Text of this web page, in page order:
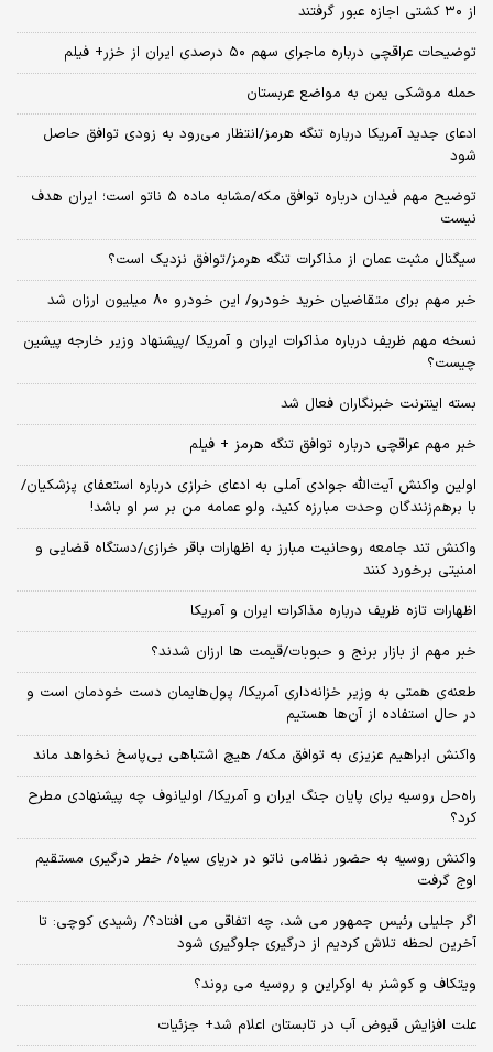
از ۳۰ کشتی اجازه عبور گرفتند
توضیحات عراقچی درباره ماجرای سهم ۵۰ درصدی ایران از خزر+ فیلم
حمله موشکی یمن به مواضع عربستان
ادعای جدید آمریکا درباره تنگه هرمز/انتظار می‌رود به زودی توافق حاصل
شود
توضیح مهم فیدان درباره توافق مکه/مشابه ماده ۵ ناتو است؛ ایران هدف
نیست
سیگنال‌ مثبت عمان از مذاکرات تنگه هرمز/توافق نزدیک است؟
خبر مهم برای متقاضیان خرید خودرو/ این خودرو ۸۰ میلیون ارزان شد
نسخه‌ مهم ظریف درباره مذاکرات ایران و آمریکا /پیشنهاد وزیر خارجه پیشین
چیست؟
بسته اینترنت خبرنگاران فعال شد
خبر مهم عراقچی درباره توافق تنگه هرمز + فیلم
اولین واکنش آیت‌الله جوادی آملی به ادعای خرازی درباره استعفای پزشکیان/
با برهم‌زنندگان وحدت مبارزه کنید، ولو عمامه من بر سر او باشد!
واکنش تند جامعه روحانیت مبارز به اظهارات باقر خرازی/دستگاه قضایی و
امنیتی برخورد کنند
اظهارات تازه ظریف درباره مذاکرات ایران و آمریکا
خبر مهم از بازار برنج و حبوبات/قیمت ها ارزان شدند؟
طعنه‌ی‌ همتی به وزیر خزانه‌داری آمریکا/ پول‌هایمان دست خودمان است و
در حال استفاده از آن‌ها هستیم
واکنش ابراهیم عزیزی به توافق مکه/ هیچ اشتباهی بی‌پاسخ نخواهد ماند
راه‌حل روسیه برای پایان جنگ ایران و آمریکا/ اولیانوف چه پیشنهادی مطرح
کرد؟
واکنش روسیه به حضور نظامی ناتو در دریای سیاه/ خطر درگیری مستقیم
اوج گرفت
اگر جلیلی رئیس جمهور می شد، چه اتفاقی می افتاد؟/ رشیدی کوچی: تا
آخرین لحظه تلاش کردیم از درگیری جلوگیری شود
ویتکاف و کوشنر به اوکراین و روسیه می روند؟
علت افزایش قبوض آب در تابستان اعلام شد+ جزئیات